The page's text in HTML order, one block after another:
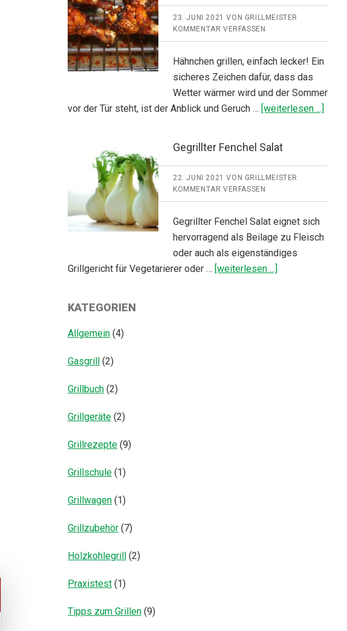
23. JUNI 2021 VON GRILLMEISTER
KOMMENTAR VERFASSEN
Hähnchen grillen, einfach lecker! Ein
sicheres Zeichen dafür, dass das
Wetter wärmer wird und der Sommer
vor der Tür steht, ist der Anblick und Geruch … [weiterlesen ...]
Gegrillter Fenchel Salat
22. JUNI 2021 VON GRILLMEISTER
KOMMENTAR VERFASSEN
Gegrillter Fenchel Salat eignet sich
hervorragend als Beilage zu Fleisch
oder auch als eigenständiges
Grillgericht für Vegetarierer oder … [weiterlesen ...]
KATEGORIEN
Allgemein (4)
Gasgrill (2)
Grillbuch (2)
Grillgeräte (2)
Grillrezepte (9)
Grillschule (1)
Grillwagen (1)
Grillzubehör (7)
Holzkohlegrill (2)
Praxistest (1)
Tipps zum Grillen (9)